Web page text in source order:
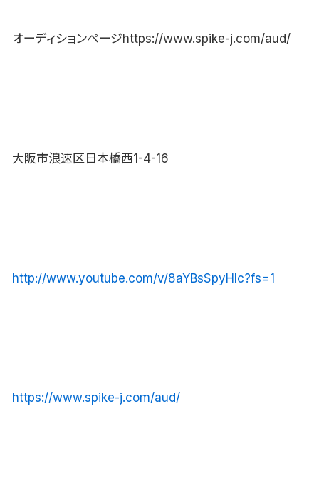
オーディションページhttps://www.spike-j.com/aud/
大阪市浪速区日本橋西1-4-16
http://www.youtube.com/v/8aYBsSpyHIc?fs=1
https://www.spike-j.com/aud/